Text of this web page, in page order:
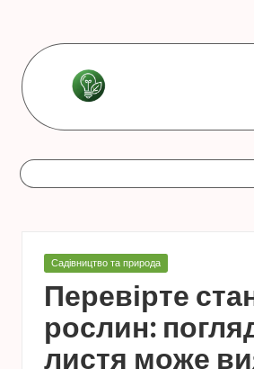
вмісту
L
e
s
o
n
n
e
astuces
Опубліковано
Садівництво та природа
Перевірте
рослин:
листя може